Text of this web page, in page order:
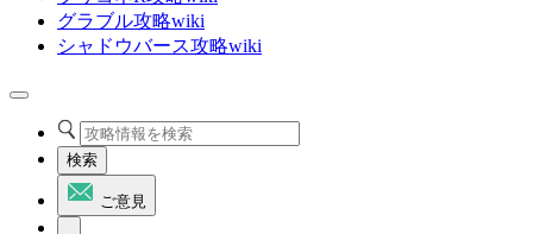
グラブル攻略wiki
シャドウバース攻略wiki
検索
ご意見